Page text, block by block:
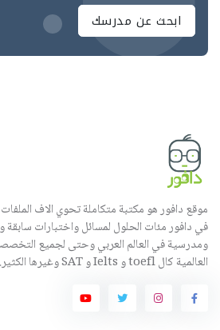
ابحث عن مدرسك
موقع دافور هو مكتبة متكاملة تحوي الاف
في دافور مئات الحلول لمسائل واختبارات سابقة
ومدرسية في العالم العربي وحتى لجميع
العالمية كال toefl و Ielts و SAT وغيرها الكثير.